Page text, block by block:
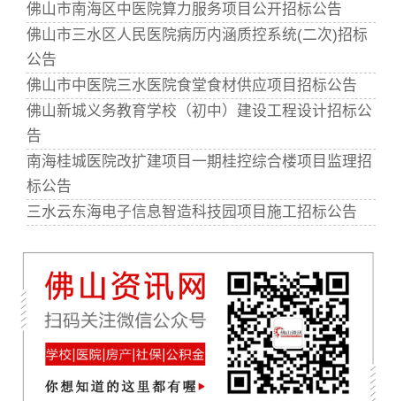
佛山市南海区中医院算力服务项目公开招标公告
佛山市三水区人民医院病历内涵质控系统(二次)招标
公告
佛山市中医院三水医院食堂食材供应项目招标公告
佛山新城义务教育学校（初中）建设工程设计招标公
告
南海桂城医院改扩建项目一期桂控综合楼项目监理招
标公告
三水云东海电子信息智造科技园项目施工招标公告